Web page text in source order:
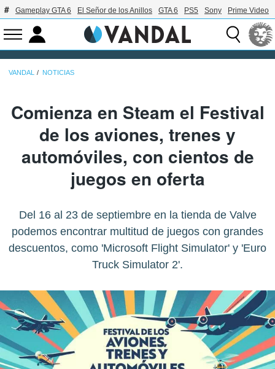
Gameplay GTA 6 El Señor de los Anillos GTA 6 PS5 Sony Prime Video
VANDAL NOTICIAS
Comienza en Steam el Festival
de los aviones, trenes y
automóviles, con cientos de
juegos en oferta
Del 16 al 23 de septiembre en la tienda de Valve
podemos encontrar multitud de juegos con grandes
descuentos, como 'Microsoft Flight Simulator' y 'Euro
Truck Simulator 2'.